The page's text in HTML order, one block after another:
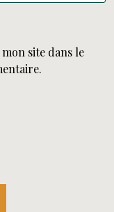
site dans le